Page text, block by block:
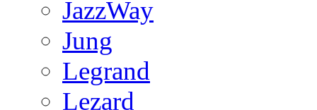
JazzWay
Jung
Legrand
Lezard